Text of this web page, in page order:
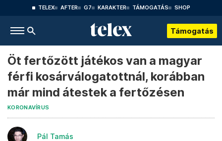
TELEX AFTER G7 KARAKTER TÁMOGATÁS SHOP
Támogatás
Öt fertőzött játékos van a magyar
férfi kosárválogatottnál, korábban
már mind átestek a fertőzésen
KORONAVÍRUS
Pál Tamás